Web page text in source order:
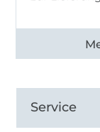
Alle
Service